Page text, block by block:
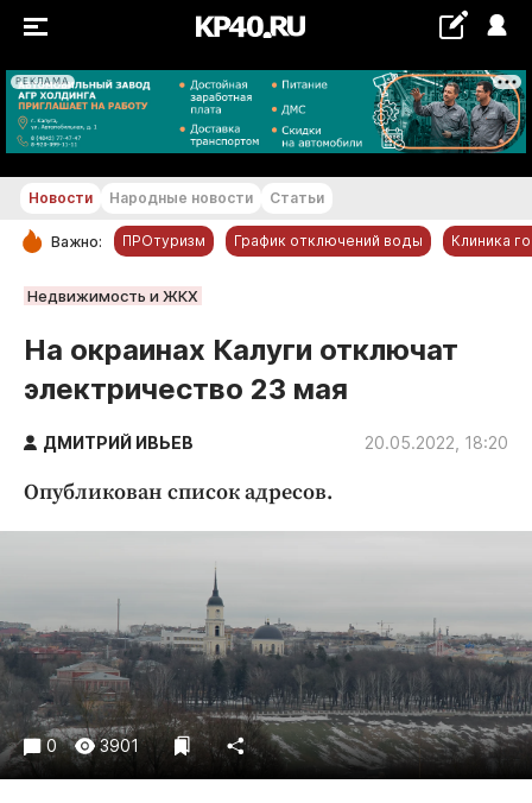
РЕКЛАМА
+25...+26 °С
РУБРИКИ
Новости компаний
Статьи
Народные новости
Недвижимость и ЖКХ
Образование
Общество
Погода
Праздники
Новости Народные новости Статьи
Важно: ПРОтуризм График отключений воды Клиника
Недвижимость и ЖКХ
На окраинах Калуги отключат
электричество 23 мая
ДМИТРИЙ ИВЬЕВ 20.05.2022, 18:20
Опубликован список адресов.
0 3901